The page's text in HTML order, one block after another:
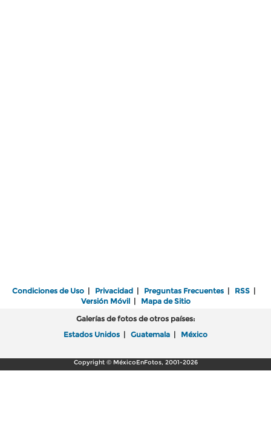
Condiciones de Uso | Privacidad | Preguntas Frecuentes | RSS |
Versión Móvil| Mapa de Sitio
Galerías de fotos de otros países:
Estados Unidos | Guatemala | México
Copyright © MéxicoEnFotos, 2001-2026